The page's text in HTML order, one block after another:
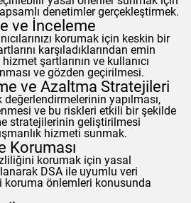
denetimler gerçekleştirmek.
ve İnceleme
korumak için keskin bir
karşıladıklarından emin
şartlarının ve kullanıcı
ve gözden geçirilmesi.
ve Azaltma Stratejileri
değerlendirmelerinin yapılması,
ve bu riskleri etkili bir şekilde
stratejilerinin geliştirilmesi
hizmeti sunmak.
Koruması
korumak için yasal
DSA ile uyumlu veri
koruma önlemleri konusunda